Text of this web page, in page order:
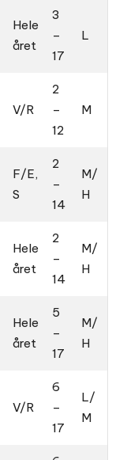
Hele
året
3
–
17
L
V/R
2
–
12
M
F/E,
S
2
–
14
M/
H
Hele
året
2
–
14
M/
H
Hele
året
5
–
17
M/
H
V/R
6
–
17
L/
M